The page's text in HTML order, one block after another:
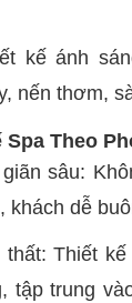
kế ánh
nến thơm,
Theo
sâu:
khách dễ
Thiết
tập trung